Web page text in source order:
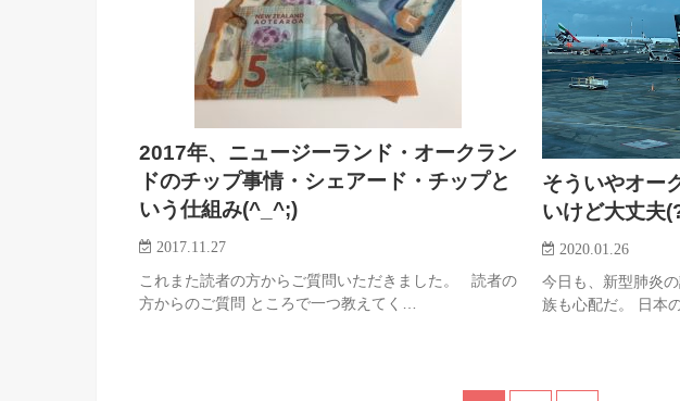
そういやオー
いけど大丈夫
2020.01.26
今日も、新型肺炎
族も心配だ。 日本
2017年、ニュージーランド・オークラン
ドのチップ事情・シェアード・チップと
いう仕組み(^_^;)
2017.11.27
これまた読者の方からご質問いただきました。 読者の
方からのご質問 ところで一つ教えてく…